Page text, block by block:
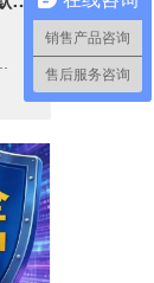
销售产品咨询
售后服务咨询